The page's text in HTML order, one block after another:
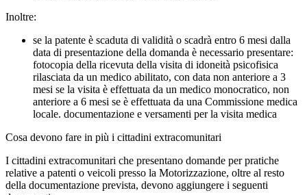
Inoltre:
se la patente è scaduta di validità o scadrà entro 6 mesi dalla
data di presentazione della domanda è necessario presentare:
fotocopia della ricevuta della visita di idoneità psicofisica
rilasciata da un medico abilitato, con data non anteriore a 3
mesi se la visita è effettuata da un medico monocratico, non
anteriore a 6 mesi se è effettuata da una Commissione medica
locale. documentazione e versamenti per la visita medica
Cosa devono fare in più i cittadini extracomunitari
I cittadini extracomunitari che presentano domande per pratiche
relative a patenti o veicoli presso la Motorizzazione, oltre al resto
della documentazione prevista, devono aggiungere i seguenti